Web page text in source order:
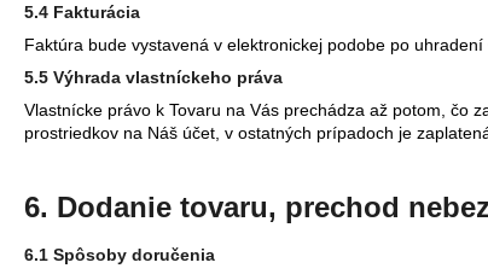
5.4 Fakturácia
Faktúra bude vystavená v elektronickej podobe po
5.5 Výhrada vlastníckeho práva
Vlastnícke právo k Tovaru na Vás prechádza až potom, čo
prostriedkov na Náš účet, v ostatných prípadoch je
6. Dodanie tovaru, prechod
6.1 Spôsoby doručenia